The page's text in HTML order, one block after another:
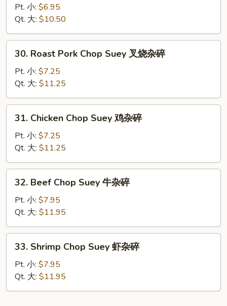
Chop
Suey
菜
杂
Pt. 小: $6.95
Qt. 大: $10.50
Roast
Pork
Chop
Suey
叉
30. Roast Pork Chop Suey 叉烧杂碎
Pt. 小: $7.25
Qt. 大: $11.25
Chicken
Chop
Suey
鸡
杂
31. Chicken Chop Suey 鸡杂碎
Pt. 小: $7.25
Qt. 大: $11.25
Beef
Chop
Suey
牛
杂
32. Beef Chop Suey 牛杂碎
Pt. 小: $7.95
Qt. 大: $11.95
Shrimp
Chop
Suey
虾
33. Shrimp Chop Suey 虾杂碎
Pt. 小: $7.95
Qt. 大: $11.95